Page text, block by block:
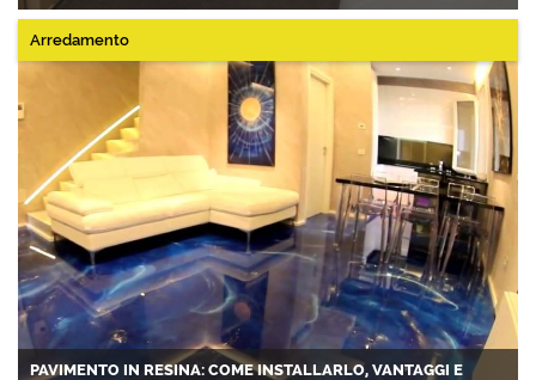
Arredamento
PAVIMENTO IN RESINA: COME INSTALLARLO, VANTAGGI E